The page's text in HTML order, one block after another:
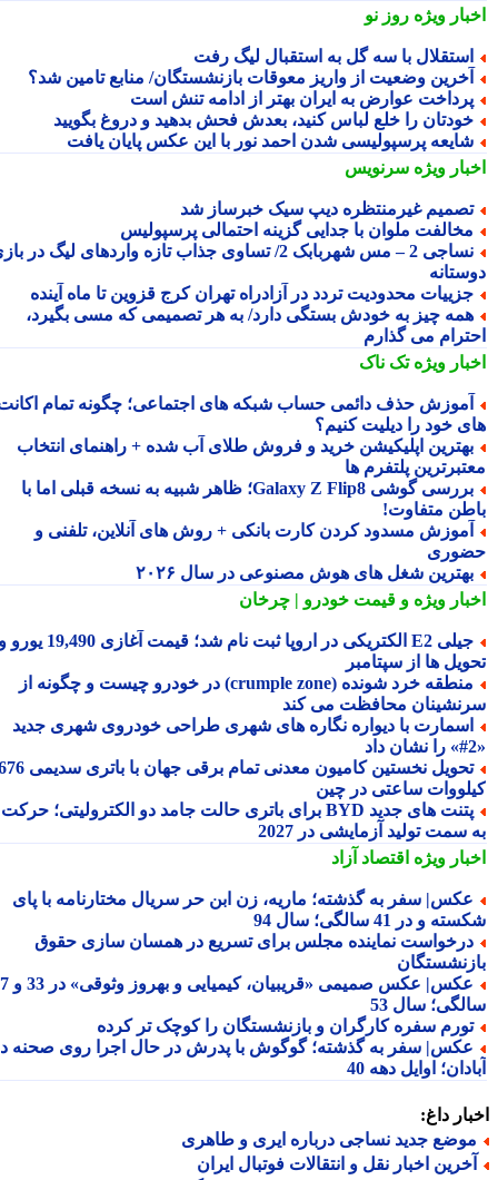
ویژهروز نو
با سه گل به استقبال لیگ رفت
وضعیت از واریز معوقات بازنشستگان/ منابع تامین شد؟
عوارض به ایران بهتر از ادامه تنش است
را خلع لباس کنید، بعدش فحش بدهید و دروغ بگویید
پرسپولیسی شدن احمد نور با این عکس پایان یافت
ویژهسرنویس
غیرمنتظره دیپ سیک خبرساز شد
ملوان با جدایی گزینه احتمالی پرسپولیس
نساجی 2 – مس شهربابک 2/ تساوی جذاب تازه واردهای لیگ در بازی
محدودیت تردد در آزادراه تهران کرج قزوین تا ماه آینده
چیز به خودش بستگی دارد/ به هر تصمیمی که مسی بگیرد،
می گذارم
ویژهتک ناک
حذف دائمی حساب شبکه های اجتماعی؛ چگونه تمام اکانت
خود را دیلیت کنیم؟
اپلیکیشن خرید و فروش طلای آب شده + راهنمای انتخاب
پلتفرم ها
بررسی گوشی Galaxy Z Flip8؛ ظاهر شبیه به نسخه قبلی اما با
متفاوت!
مسدود کردن کارت بانکی + روش های آنلاین، تلفنی و
شغل های هوش مصنوعی در سال ۲۰۲۶
ویژهو قیمت خودرو | چرخان
جیلی E2 الکتریکی در اروپا ثبت نام شد؛ قیمت آغازی 19,490 یورو و
ها از سپتامبر
منطقه خرد شونده (crumple zone) در خودرو چیست و چگونه از
محافظت می کند
با دیواره نگاره های شهری طراحی خودروی شهری جدید
تحویل نخستین کامیون معدنی تمام برقی جهان با باتری سدیمی 676
ساعتی در چین
پتنت های جدید BYD برای باتری حالت جامد دو الکترولیتی؛ حرکت
سمت تولید آزمایشی در 2027
ویژهاقتصاد آزاد
سفر به گذشته؛ ماریه، زن ابن حر سریال مختارنامه با پای
و در 41 سالگی؛ سال 94
نماینده مجلس برای تسریع در همسان سازی حقوق
عکس| عکس صمیمی «قریبیان، کیمیایی و بهروز وثوقی» در 33 و 37
سال 53
سفره کارگران و بازنشستگان را کوچک تر کرده
سفر به گذشته؛ گوگوش با پدرش در حال اجرا روی صحنه در
اوایل دهه 40
داغ:
جدید نساجی درباره ایری و طاهری
اخبار نقل و انتقالات فوتبال ایران